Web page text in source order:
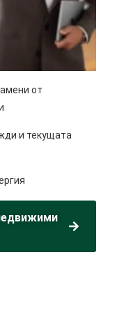
от
и текущата